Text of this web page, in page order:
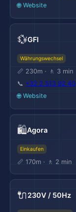
🌐 Website
💱GFI
Währungswechsel
📏 230m · 🚶 3 min
📞 +32 2 513 92 40
🌐 Website
🛍️Agora
Einkaufen
📏 170m · 🚶 2 min
🔌230V / 50Hz